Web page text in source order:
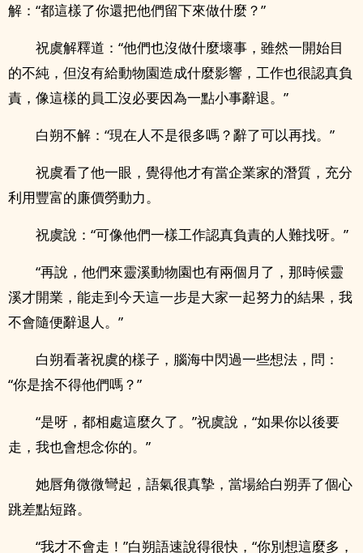
解：“都這樣了你還把他們留下來做什麼？”
祝虞解釋道：“他們也沒做什麼壞事，雖然一開始目
的不純，但沒有給動物園造成什麼影響，工作也很認真負
責，像這樣的員工沒必要因為一點小事辭退。”
白朔不解：“現在人不是很多嗎？辭了可以再找。”
祝虞看了他一眼，覺得他才有當企業家的潛質，充分
利用豐富的廉價勞動力。
祝虞說：“可像他們一樣工作認真負責的人難找呀。”
“再說，他們來靈溪動物園也有兩個月了，那時候靈
溪才開業，能走到今天這一步是大家一起努力的結果，我
不會隨便辭退人。”
白朔看著祝虞的樣子，腦海中閃過一些想法，問：
“你是捨不得他們嗎？”
“是呀，都相處這麼久了。”祝虞說，“如果你以後要
走，我也會想念你的。”
她唇角微微彎起，語氣很真摯，當場給白朔弄了個心
跳差點短路。
“我才不會走！”白朔語速說得很快，“你別想這麼多，